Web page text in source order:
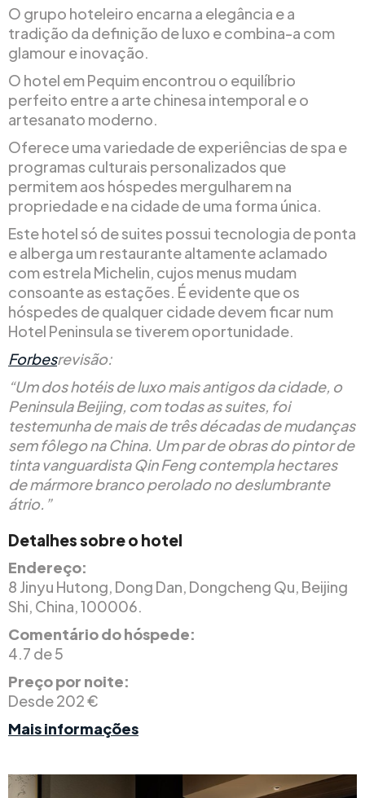
O grupo hoteleiro encarna a elegância e a
tradição da definição de luxo e combina-a com
glamour e inovação.
O hotel em Pequim encontrou o equilíbrio
perfeito entre a arte chinesa intemporal e o
artesanato moderno.
Oferece uma variedade de experiências de spa e
programas culturais personalizados que
permitem aos hóspedes mergulharem na
propriedade e na cidade de uma forma única.
Este hotel só de suites possui tecnologia de ponta
e alberga um restaurante altamente aclamado
com estrela Michelin, cujos menus mudam
consoante as estações. É evidente que os
hóspedes de qualquer cidade devem ficar num
Hotel Peninsula se tiverem oportunidade.
Forbesrevisão:
“Um dos hotéis de luxo mais antigos da cidade, o
Peninsula Beijing, com todas as suites, foi
testemunha de mais de três décadas de mudanças
sem fôlego na China. Um par de obras do pintor de
tinta vanguardista Qin Feng contempla hectares
de mármore branco perolado no deslumbrante
átrio.”
Detalhes sobre o hotel
Endereço:
8 Jinyu Hutong, Dong Dan, Dongcheng Qu, Beijing
Shi, China, 100006.
Comentário do hóspede:
4.7 de 5
Preço por noite:
Desde 202 €
Mais informações